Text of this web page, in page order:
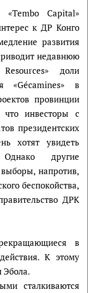
Capital»
к ДР Конго
развития
недавнюю
доли
«Gécamines» в
провинции
инвесторы с
президентских
хотят увидеть
другие
напротив,
беспокойства,
ДРК
в
К этому
Эбола.
сталкиваются